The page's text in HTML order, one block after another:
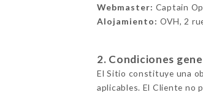
Webmaster: Captain
Alojamiento: OVH, 2
2. Condiciones
El Sitio constituye una
aplicables. El Cliente no